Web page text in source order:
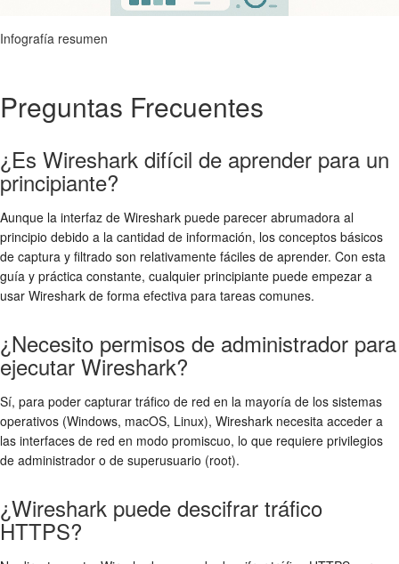
Infografía resumen
Preguntas Frecuentes
¿Es Wireshark difícil de aprender para un
principiante?
Aunque la interfaz de Wireshark puede parecer abrumadora al
principio debido a la cantidad de información, los conceptos básicos
de captura y filtrado son relativamente fáciles de aprender. Con esta
guía y práctica constante, cualquier principiante puede empezar a
usar Wireshark de forma efectiva para tareas comunes.
¿Necesito permisos de administrador para
ejecutar Wireshark?
Sí, para poder capturar tráfico de red en la mayoría de los sistemas
operativos (Windows, macOS, Linux), Wireshark necesita acceder a
las interfaces de red en modo promiscuo, lo que requiere privilegios
de administrador o de superusuario (root).
¿Wireshark puede descifrar tráfico
HTTPS?